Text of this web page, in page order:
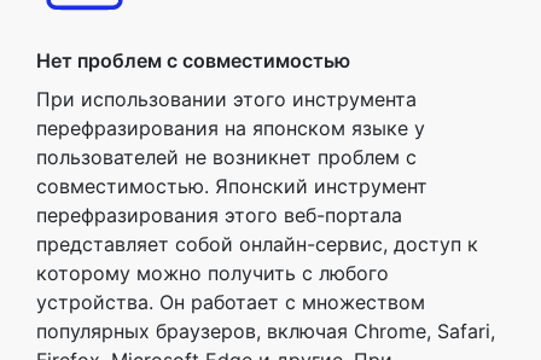
Нет проблем с совместимостью
При использовании этого инструмента
перефразирования на японском языке у
пользователей не возникнет проблем с
совместимостью. Японский инструмент
перефразирования этого веб-портала
представляет собой онлайн-сервис, доступ к
которому можно получить с любого
устройства. Он работает с множеством
популярных браузеров, включая Chrome, Safari,